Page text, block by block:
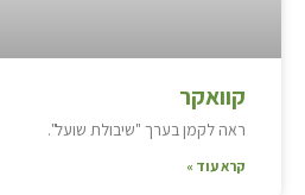
קוואקר
ראה לקמן בערך "שיבולת שועל".
קרא עוד »